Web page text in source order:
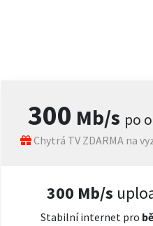
300 Mb/s po
Chytrá TV ZDARMA na
300 Mb/s
Stabilní internet pro